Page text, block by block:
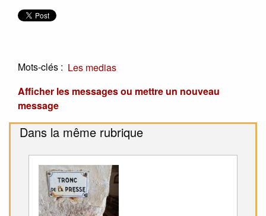
Mots-clés : Les medias
Afficher les messages ou mettre un nouveau
message
Dans la même rubrique